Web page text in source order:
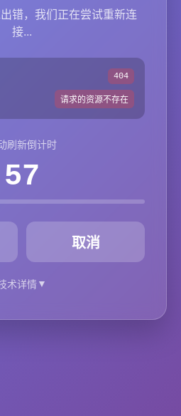
错，我们正在尝试重新连
接...
404
请求的资源不存在
刷新倒计时
57
取消
术详情▼